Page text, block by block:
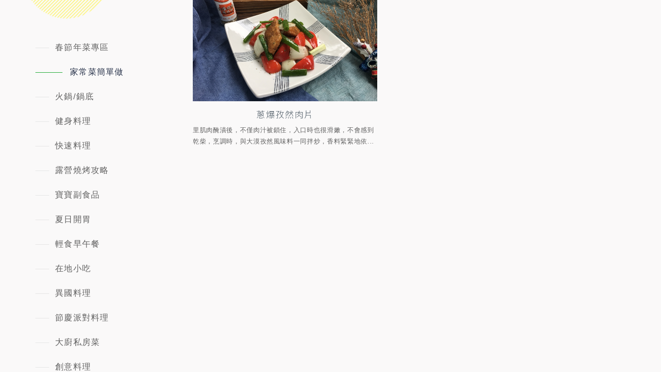
春節年菜專區
家常菜簡單做
火鍋/鍋底
健身料理
快速料理
露營燒烤攻略
寶寶副食品
夏日開胃
輕食早午餐
在地小吃
異國料理
節慶派對料理
大廚私房菜
創意料理
蔥爆孜然肉片
里肌肉醃漬後，不僅肉汁被鎖住，入口時也很滑嫩，不會感到
乾柴，烹調時，與大漠孜然風味料一同拌炒，香料緊緊地依...